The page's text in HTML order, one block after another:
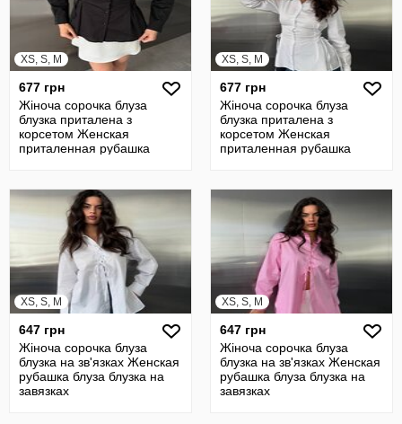
XS, S, M
677 грн
Жіноча сорочка блуза
блузка приталена з
корсетом Женская
приталенная рубашка
XS, S, M
677 грн
Жіноча сорочка блуза
блузка приталена з
корсетом Женская
приталенная рубашка
XS, S, M
647 грн
Жіноча сорочка блуза
блузка на зв'язках Женская
рубашка блуза блузка на
завязках
XS, S, M
647 грн
Жіноча сорочка блуза
блузка на зв'язках Женская
рубашка блуза блузка на
завязках